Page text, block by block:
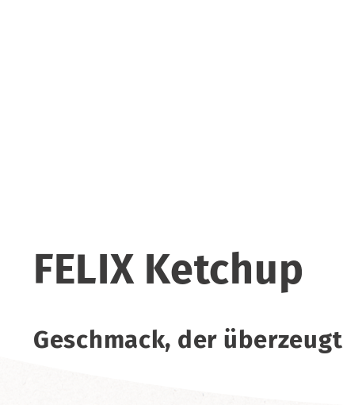
FELIX Ketchup
Geschmack, der überzeugt